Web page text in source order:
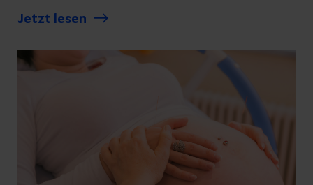
verursachen. Lesen Sie hier, in welchen Fällen
wie ein solcher Eingriff abläuft.
Jetzt lesen